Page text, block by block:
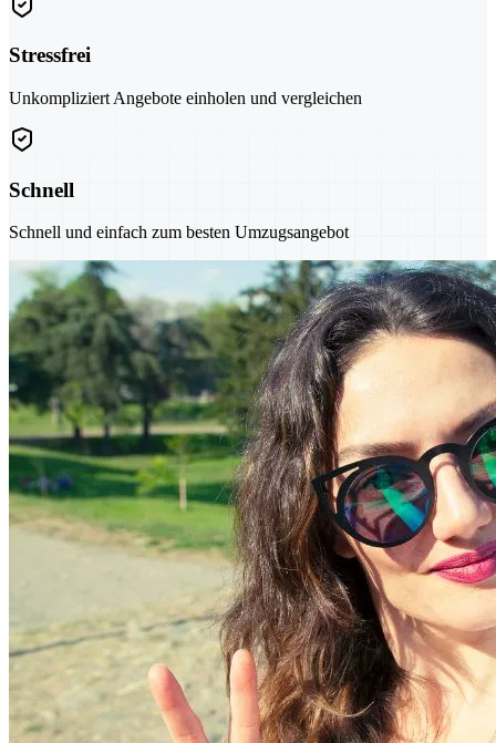
Stressfrei
Unkompliziert Angebote einholen und vergleichen
Schnell
Schnell und einfach zum besten Umzugsangebot